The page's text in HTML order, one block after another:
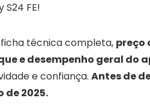
FE!
técnica completa, preço
e desempenho geral do
e confiança. Antes de
de 2025.